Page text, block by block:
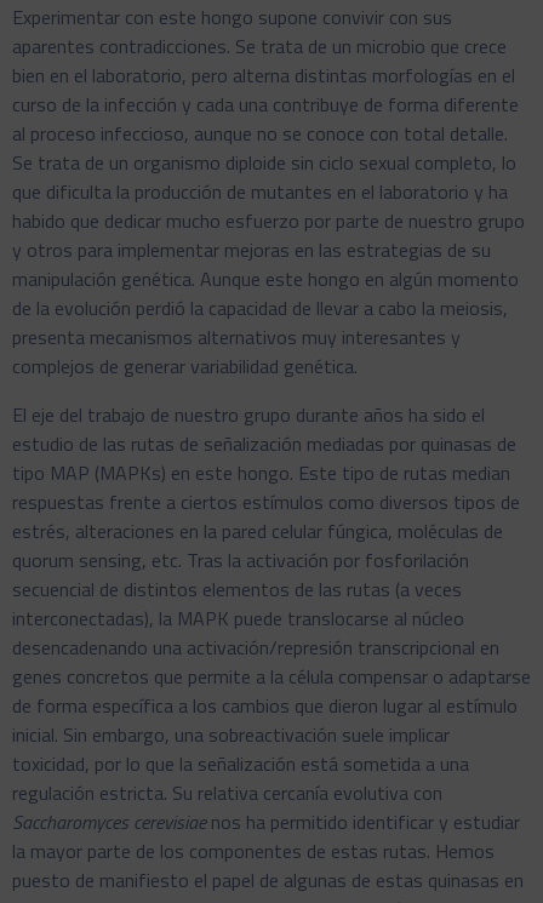
Experimentar con este hongo supone convivir con sus
aparentes contradicciones. Se trata de un microbio que crece
bien en el laboratorio, pero alterna distintas morfologías en el
curso de la infección y cada una contribuye de forma diferente
al proceso infeccioso, aunque no se conoce con total detalle.
Se trata de un organismo diploide sin ciclo sexual completo, lo
que dificulta la producción de mutantes en el laboratorio y ha
habido que dedicar mucho esfuerzo por parte de nuestro grupo
y otros para implementar mejoras en las estrategias de su
manipulación genética. Aunque este hongo en algún momento
de la evolución perdió la capacidad de llevar a cabo la meiosis,
presenta mecanismos alternativos muy interesantes y
complejos de generar variabilidad genética.
El eje del trabajo de nuestro grupo durante años ha sido el
estudio de las rutas de señalización mediadas por quinasas de
tipo MAP (MAPKs) en este hongo. Este tipo de rutas median
respuestas frente a ciertos estímulos como diversos tipos de
estrés, alteraciones en la pared celular fúngica, moléculas de
quorum sensing, etc. Tras la activación por fosforilación
secuencial de distintos elementos de las rutas (a veces
interconectadas), la MAPK puede translocarse al núcleo
desencadenando una activación/represión transcripcional en
genes concretos que permite a la célula compensar o adaptarse
de forma específica a los cambios que dieron lugar al estímulo
inicial. Sin embargo, una sobreactivación suele implicar
toxicidad, por lo que la señalización está sometida a una
regulación estricta. Su relativa cercanía evolutiva con
Saccharomyces cerevisiaenos ha permitido identificar y estudiar
la mayor parte de los componentes de estas rutas. Hemos
puesto de manifiesto el papel de algunas de estas quinasas en